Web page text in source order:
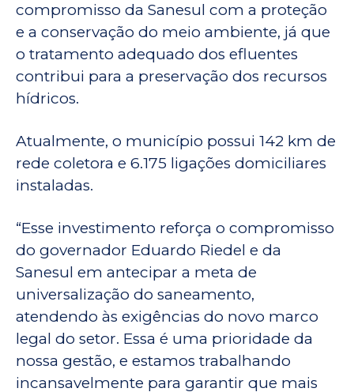
compromisso da Sanesul com a proteção
e a conservação do meio ambiente, já que
o tratamento adequado dos efluentes
contribui para a preservação dos recursos
hídricos.
Atualmente, o município possui 142 km de
rede coletora e 6.175 ligações domiciliares
instaladas.
“Esse investimento reforça o compromisso
do governador Eduardo Riedel e da
Sanesul em antecipar a meta de
universalização do saneamento,
atendendo às exigências do novo marco
legal do setor. Essa é uma prioridade da
nossa gestão, e estamos trabalhando
incansavelmente para garantir que mais